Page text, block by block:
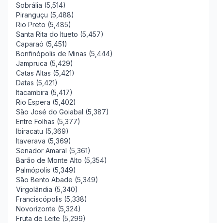
Sobrália (5,514)
Piranguçu (5,488)
Rio Preto (5,485)
Santa Rita do Itueto (5,457)
Caparaó (5,451)
Bonfinópolis de Minas (5,444)
Jampruca (5,429)
Catas Altas (5,421)
Datas (5,421)
Itacambira (5,417)
Rio Espera (5,402)
São José do Goiabal (5,387)
Entre Folhas (5,377)
Ibiracatu (5,369)
Itaverava (5,369)
Senador Amaral (5,361)
Barão de Monte Alto (5,354)
Palmópolis (5,349)
São Bento Abade (5,349)
Virgolândia (5,340)
Franciscópolis (5,338)
Novorizonte (5,324)
Fruta de Leite (5,299)